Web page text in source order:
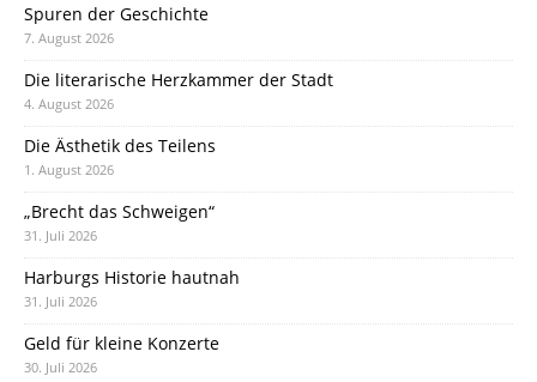
Spuren der Geschichte
7. August 2026
Die literarische Herzkammer der Stadt
4. August 2026
Die Ästhetik des Teilens
1. August 2026
„Brecht das Schweigen“
31. Juli 2026
Harburgs Historie hautnah
31. Juli 2026
Geld für kleine Konzerte
30. Juli 2026